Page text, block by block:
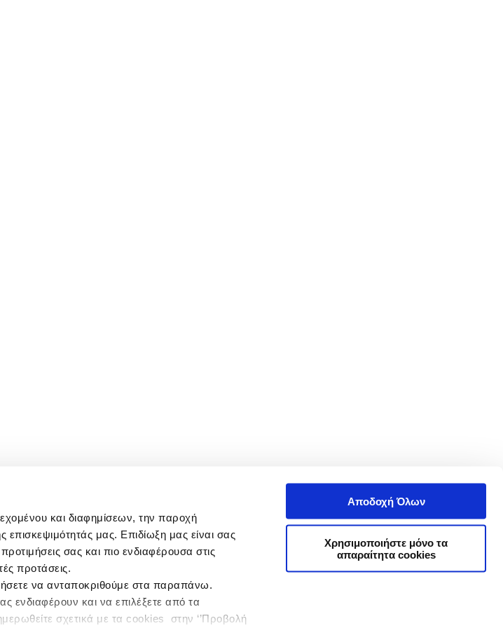
και διαφημίσεων, την παροχή
μας. Επιδίωξη μας είναι σας
σας και πιο ενδιαφέρουσα στις
προτάσεις.
να ανταποκριθούμε στα παραπάνω.
ενδιαφέρουν και να επιλέξετε από τα
σχετικά με τα cookies στην ‘’Προβολή
Αποδοχή Όλων
Χρησιμοποιήστε μόνο τα
απαραίτητα cookies